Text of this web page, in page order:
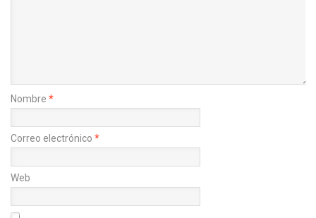
Nombre *
Correo electrónico *
Web